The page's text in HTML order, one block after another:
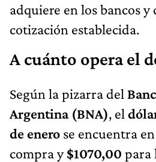
adquiere en los bancos y
cotización establecida.
A cuánto opera el
Según la pizarra del
Argentina (BNA), el
de enero se encuentra en
compra y$1070,00 para